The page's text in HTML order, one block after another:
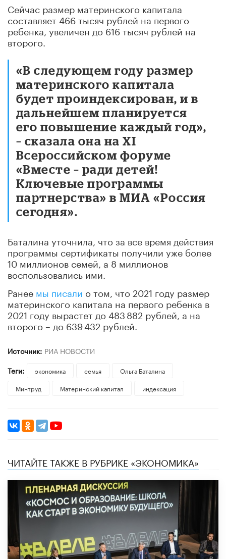
Сейчас размер материнского капитала
составляет 466 тысяч рублей на первого
ребенка, увеличен до 616 тысяч рублей на
второго.
«В следующем году размер
материнского капитала
будет проиндексирован, и в
дальнейшем планируется
его повышение каждый год»,
– сказала она на XI
Всероссийском форуме
«Вместе – ради детей!
Ключевые программы
партнерства» в МИА «Россия
сегодня».
Баталина уточнила, что за все время действия
программы сертификаты получили уже более
10 миллионов семей, а 8 миллионов
воспользовались ими.
Ранее мы писали о том, что 2021 году размер
материнского капитала на первого ребенка в
2021 году вырастет до 483 882 рублей, а на
второго – до 639 432 рублей.
Источник: РИА НОВОСТИ
Теги:
экономика семья
Ольга Баталина
Минтруд
Материнский капитал индексация
ЧИТАЙТЕ ТАКЖЕ В РУБРИКЕ «ЭКОНОМИКА»